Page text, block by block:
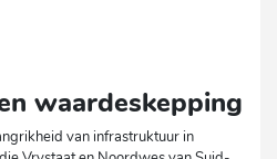
waardeskepping
van infrastruktuur in